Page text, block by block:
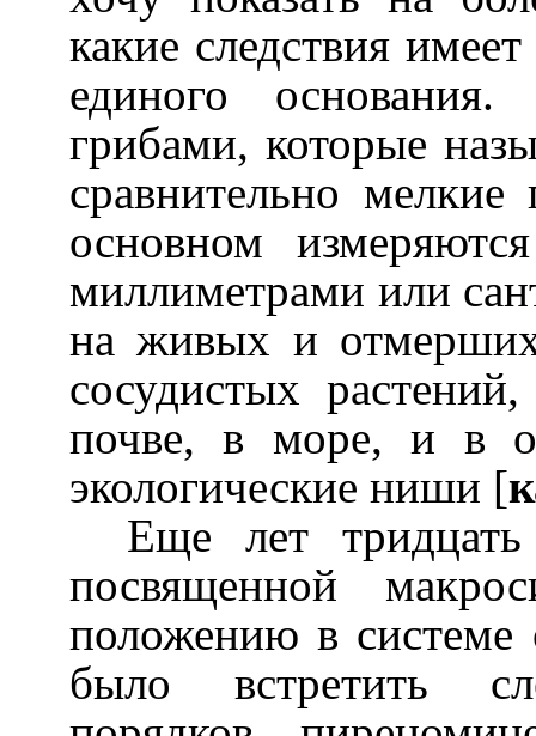
какие следствия
единого
грибами, которые
сравнительно
основном
миллиметрами или
на живых и отмерших
сосудистых
почве, в море, и в
экологические ниши [
Еще лет
посвященной
положению в системе
было встретить